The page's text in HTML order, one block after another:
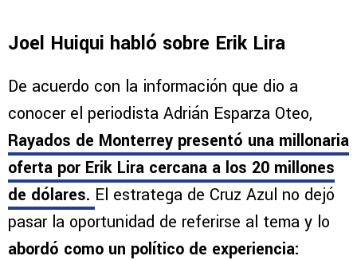
Joel Huiqui habló sobre Erik Lira
De acuerdo con la información que dio a
conocer el periodista Adrián Esparza Oteo,
Rayados de Monterrey presentó una millonaria
oferta por Erik Lira cercana a los 20 millones
de dólares. El estratega de Cruz Azul no dejó
pasar la oportunidad de referirse al tema y lo
abordó como un político de experiencia: